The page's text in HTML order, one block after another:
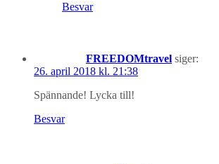
Besvar
FREEDOMtravel siger:
26. april 2018 kl. 21:38
Spännande! Lycka till!
Besvar